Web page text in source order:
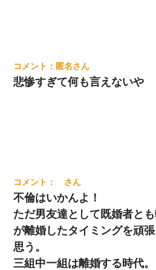
匿名
悲惨すぎて何も言えないや
不倫はいかんよ！
ただ男友達として既婚者と
が離婚したタイミングを頑
思う。
三組中一組は離婚する時代。